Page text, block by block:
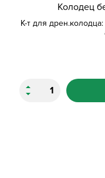
Колодец
К-т для